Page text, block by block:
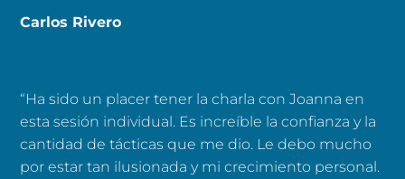
Carlos Rivero
“Ha sido un placer tener la charla con Joanna en
esta sesión individual. Es increíble la confianza y la
cantidad de tácticas que me dio. Le debo mucho
por estar tan ilusionada y mi crecimiento personal.